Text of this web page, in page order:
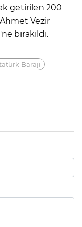
getirilen 200
Vezir
bırakıldı.
Barajı